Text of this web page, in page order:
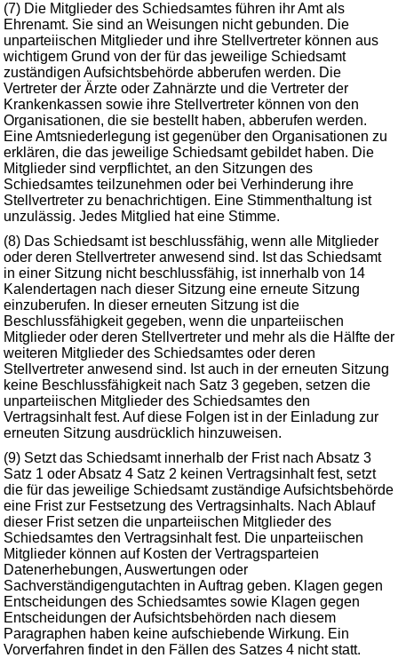
(7) Die Mitglieder des Schiedsamtes führen ihr Amt als
Ehrenamt. Sie sind an Weisungen nicht gebunden. Die
unparteiischen Mitglieder und ihre Stellvertreter können aus
wichtigem Grund von der für das jeweilige Schiedsamt
zuständigen Aufsichtsbehörde abberufen werden. Die
Vertreter der Ärzte oder Zahnärzte und die Vertreter der
Krankenkassen sowie ihre Stellvertreter können von den
Organisationen, die sie bestellt haben, abberufen werden.
Eine Amtsniederlegung ist gegenüber den Organisationen zu
erklären, die das jeweilige Schiedsamt gebildet haben. Die
Mitglieder sind verpflichtet, an den Sitzungen des
Schiedsamtes teilzunehmen oder bei Verhinderung ihre
Stellvertreter zu benachrichtigen. Eine Stimmenthaltung ist
unzulässig. Jedes Mitglied hat eine Stimme.
(8) Das Schiedsamt ist beschlussfähig, wenn alle Mitglieder
oder deren Stellvertreter anwesend sind. Ist das Schiedsamt
in einer Sitzung nicht beschlussfähig, ist innerhalb von 14
Kalendertagen nach dieser Sitzung eine erneute Sitzung
einzuberufen. In dieser erneuten Sitzung ist die
Beschlussfähigkeit gegeben, wenn die unparteiischen
Mitglieder oder deren Stellvertreter und mehr als die Hälfte der
weiteren Mitglieder des Schiedsamtes oder deren
Stellvertreter anwesend sind. Ist auch in der erneuten Sitzung
keine Beschlussfähigkeit nach Satz 3 gegeben, setzen die
unparteiischen Mitglieder des Schiedsamtes den
Vertragsinhalt fest. Auf diese Folgen ist in der Einladung zur
erneuten Sitzung ausdrücklich hinzuweisen.
(9) Setzt das Schiedsamt innerhalb der Frist nach Absatz 3
Satz 1 oder Absatz 4 Satz 2 keinen Vertragsinhalt fest, setzt
die für das jeweilige Schiedsamt zuständige Aufsichtsbehörde
eine Frist zur Festsetzung des Vertragsinhalts. Nach Ablauf
dieser Frist setzen die unparteiischen Mitglieder des
Schiedsamtes den Vertragsinhalt fest. Die unparteiischen
Mitglieder können auf Kosten der Vertragsparteien
Datenerhebungen, Auswertungen oder
Sachverständigengutachten in Auftrag geben. Klagen gegen
Entscheidungen des Schiedsamtes sowie Klagen gegen
Entscheidungen der Aufsichtsbehörden nach diesem
Paragraphen haben keine aufschiebende Wirkung. Ein
Vorverfahren findet in den Fällen des Satzes 4 nicht statt.